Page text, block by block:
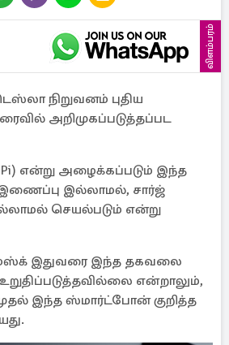
விளம்பரம்
நிறுவனம் புதிய
அறிமுகப்படுத்தப்பட
Pi) என்று அழைக்கப்படும் இந்த
இல்லாமல், சார்ஜ்
செயல்படும் என்று
இதுவரை இந்த தகவலை
என்றாலும்,
இந்த ஸ்மார்ட்போன் குறித்த